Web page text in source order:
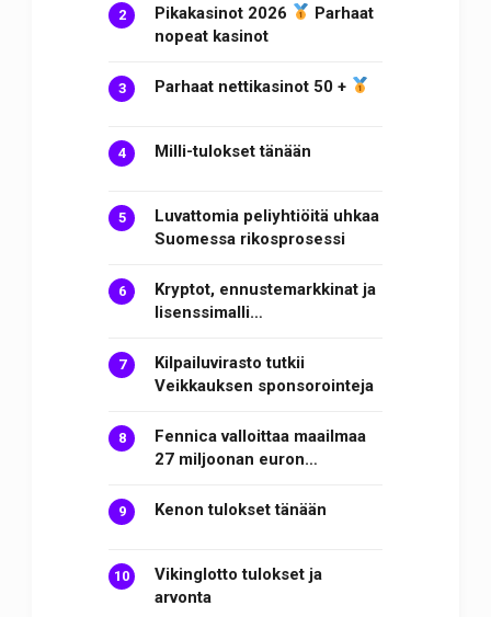
Pikakasinot 2026
Parhaat
nopeat kasinot
Parhaat nettikasinot 50 +
Milli-tulokset tänään
Luvattomia peliyhtiöitä uhkaa
Suomessa rikosprosessi
Kryptot, ennustemarkkinat ja
lisenssimalli…
Kilpailuvirasto tutkii
Veikkauksen sponsorointeja
Fennica valloittaa maailmaa
27 miljoonan euron…
Kenon tulokset tänään
Vikinglotto tulokset ja
arvonta